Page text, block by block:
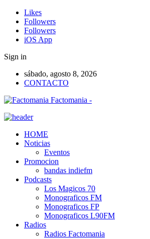
Likes
Followers
Followers
iOS App
Sign in
sábado, agosto 8, 2026
CONTACTO
Factomania -
HOME
Noticias
Eventos
Promocion
bandas indiefm
Podcasts
Los Magicos 70
Monograficos FM
Monograficos FP
Monograficos L90FM
Radios
Radios Factomania